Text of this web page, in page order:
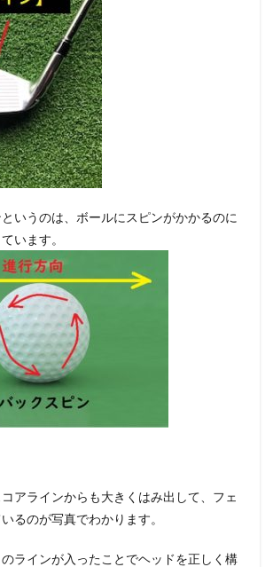
いうのは、ボールにスピンがかかるのに
います。
アラインからも大きくはみ出して、フェ
るのが写真でわかります。
ラインが入ったことでヘッドを正しく構